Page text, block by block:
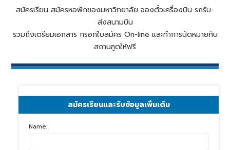
สมัครเรียน สมัครหอพักของมหาวิทยาลัย จองตั๋วเครื่องบิน รถรับ-
ส่งสนามบิน
รวมถึงเตรียมเอกสาร กรอกใบสมัคร On-line และทำการนัดหมายกับ
สถานฑูตให้ฟรี
สมัครเรียนและรับข้อมูลเพิ่มเติม
Name: